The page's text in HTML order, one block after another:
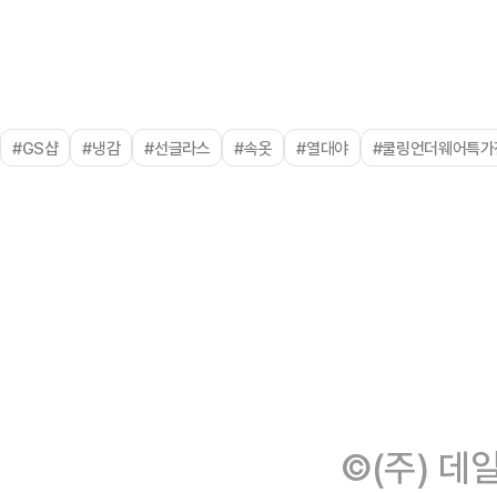
#GS샵 #냉감 #선글라스 #속옷 #열대야 #쿨링언더웨어특
©(주) 데